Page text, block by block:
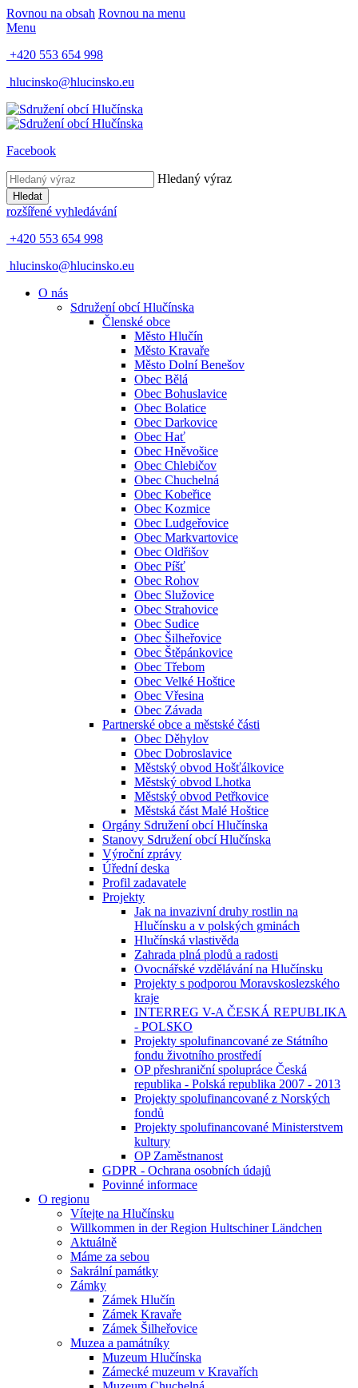
Rovnou na obsah Rovnou na menu
Menu
+420 553 654 998
hlucinsko@hlucinsko.eu
Facebook
Hledaný výraz
Hledat
rozšířené vyhledávání
+420 553 654 998
hlucinsko@hlucinsko.eu
O nás
Sdružení obcí Hlučínska
Členské obce
Město Hlučín
Město Kravaře
Město Dolní Benešov
Obec Bělá
Obec Bohuslavice
Obec Bolatice
Obec Darkovice
Obec Hať
Obec Hněvošice
Obec Chlebičov
Obec Chuchelná
Obec Kobeřice
Obec Kozmice
Obec Ludgeřovice
Obec Markvartovice
Obec Oldřišov
Obec Píšť
Obec Rohov
Obec Služovice
Obec Strahovice
Obec Sudice
Obec Šilheřovice
Obec Štěpánkovice
Obec Třebom
Obec Velké Hoštice
Obec Vřesina
Obec Závada
Partnerské obce a městské části
Obec Děhylov
Obec Dobroslavice
Městský obvod Hošťálkovice
Městský obvod Lhotka
Městský obvod Petřkovice
Městská část Malé Hoštice
Orgány Sdružení obcí Hlučínska
Stanovy Sdružení obcí Hlučínska
Výroční zprávy
Úřední deska
Profil zadavatele
Projekty
Jak na invazivní druhy rostlin na
Hlučínsku a v polských gminách
Hlučínská vlastivěda
Zahrada plná plodů a radosti
Ovocnářské vzdělávání na Hlučínsku
Projekty s podporou Moravskoslezského
kraje
INTERREG V-A ČESKÁ REPUBLIKA
- POLSKO
Projekty spolufinancované ze Státního
fondu životního prostředí
OP přeshraniční spolupráce Česká
republika - Polská republika 2007 - 2013
Projekty spolufinancované z Norských
fondů
Projekty spolufinancované Ministerstvem
kultury
OP Zaměstnanost
GDPR - Ochrana osobních údajů
Povinné informace
O regionu
Vítejte na Hlučínsku
Willkommen in der Region Hultschiner Ländchen
Aktuálně
Máme za sebou
Sakrální památky
Zámky
Zámek Hlučín
Zámek Kravaře
Zámek Šilheřovice
Muzea a památníky
Muzeum Hlučínska
Zámecké muzeum v Kravařích